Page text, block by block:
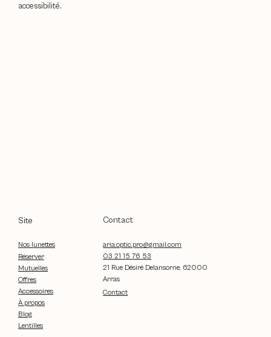
accessibilité.
Site
Nos lunettes
Réserver
Mutuelles
Offres
Accessoires
À propos
Blog
Lentilles
Contact
Contact
aria.optic.pro@gmail.com
03 21 15 76 53
21 Rue Désiré Delansorne, 62000
Arras